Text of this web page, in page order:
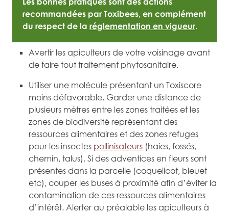
recommandées par Toxibees, en complément
du respect de la réglementation en vigueur.
Avertir les apiculteurs de votre voisinage avant
de faire tout traitement phytosanitaire.
Utiliser une molécule présentant un Toxiscore
moins défavorable. Garder une distance de
plusieurs mètres entre les zones traitées et les
zones de biodiversité représentant des
ressources alimentaires et des zones refuges
pour les insectes pollinisateurs (haies, fossés,
chemin, talus). Si des adventices en fleurs sont
présentes dans la parcelle (coquelicot, bleuet
etc), couper les buses à proximité afin d’éviter la
contamination de ces ressources alimentaires
d’intérêt. Alerter au préalable les apiculteurs à